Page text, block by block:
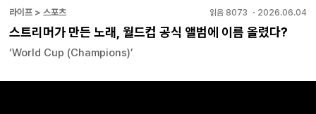
라이프 > 스포츠 읽음 8073 ・ 2026.06.04
스트리머가 만든 노래, 월드컵 공식 앨범에 이름 올렸다?
‘World Cup (Champions)’